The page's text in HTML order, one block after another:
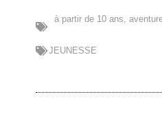
à partir de 10 ans,
JEUNESSE